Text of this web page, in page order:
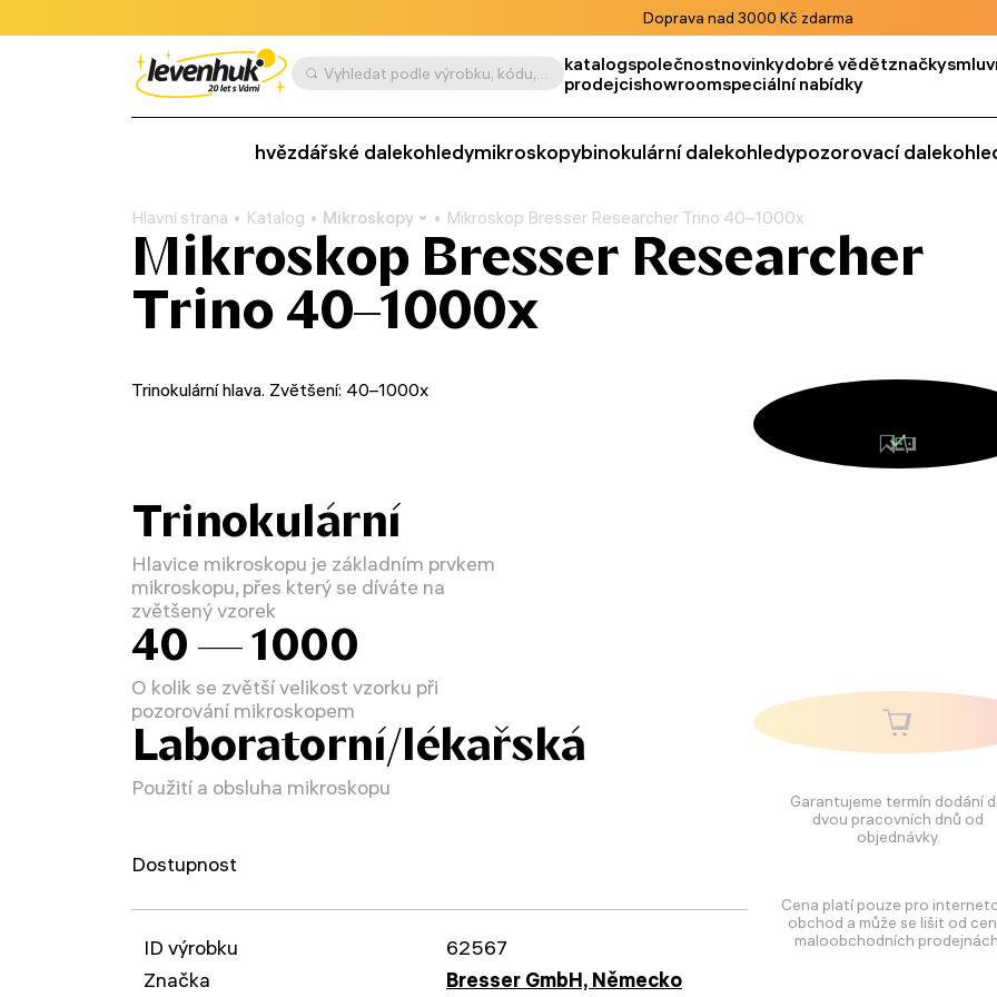
Doprava nad 3000 Kč zdarma
Vyhledat podle výrobku, kódu, kategorie apod. katalogspolečnostnovinkydobré vědětznačky
prodejcishowroomspeciální nabídky
hvězdářské dalekohledymikroskopybinokulární dalekohledypozorovací
Hlavní strana Katalog Mikroskopy Mikroskop Bresser Researcher Trino 40–1000x
Mikroskop Bresser Researcher
Trino 40–1000x
Garantujeme termín dodání
dvou pracovních dnů od
objednávky.
Cena platí pouze pro
obchod a může se lišit od
maloobchodních
Trinokulární hlava. Zvětšení: 40–1000x
Trinokulární
Hlavice mikroskopu je základním prvkem
mikroskopu, přes který se díváte na
zvětšený vzorek
40 — 1000
O kolik se zvětší velikost vzorku při
pozorování mikroskopem
Laboratorní/lékařská
Použití a obsluha mikroskopu
Dostupnost
ID výrobku
62567
Značka
Bresser GmbH, Německo